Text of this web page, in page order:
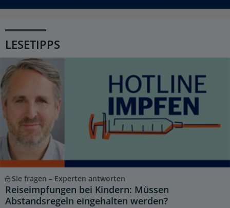
LESETIPPS
Sie fragen – Experten antworten
Reiseimpfungen bei Kindern: Müssen
Abstandsregeln eingehalten werden?